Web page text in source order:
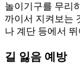
놀이기구를 무리
까이서 지켜보는
나 계단 등에서
길 잃음 예방